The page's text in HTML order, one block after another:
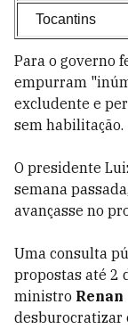
Tocantins
Para o governo
empurram
excludente e
sem habilitação.
O presidente
semana
avançasse no
Uma consulta
propostas até 2
ministro
desburocratizar